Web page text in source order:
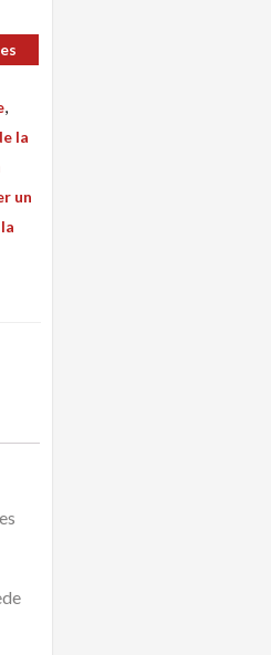
,
la
un